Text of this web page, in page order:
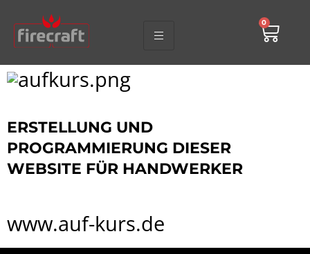
0
ERSTELLUNG UND
PROGRAMMIERUNG DIESER
WEBSITE FÜR HANDWERKER
www.auf-kurs.de